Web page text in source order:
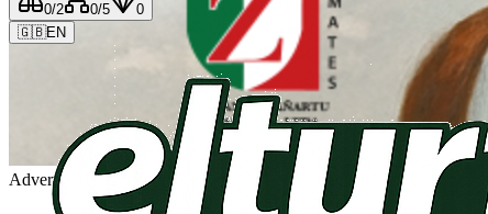
Advertising
0/2 0/5
0
🇬🇧EN